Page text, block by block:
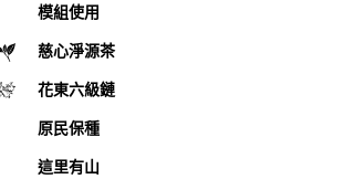
模組使用
慈心淨源茶
花東六級鏈
原民保種
這里有山